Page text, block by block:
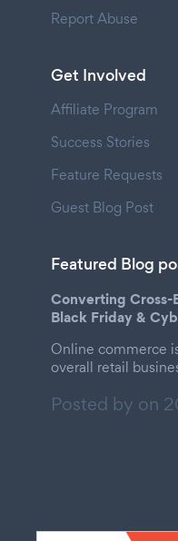
Report Abuse
Get Involved
Affiliate Program
Success Stories
Feature Requests
Guest Blog Post
Featured Blog
Converting Cross-
Black Friday &
Online commerce
overall retail
Posted by on